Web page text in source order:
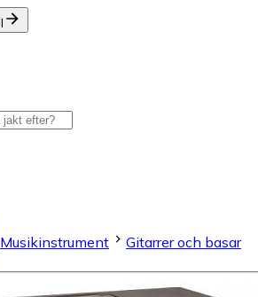
Musikinstrument
Gitarrer och basar